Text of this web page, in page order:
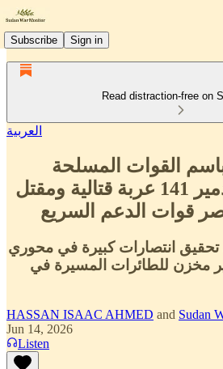
Subscribe Sign in
Read distraction-free on
العربية
القوات المسلحة
السودانية يؤكد تدمير 141 عربة قتالية ومقتل
قوات الدعم السريع
تحقيق انتصارات كبيرة في محوري
مخزن للطائرات المسيرة في
HASSAN ISAAC AHMED and Sudan
Jun 14, 2026
Listen